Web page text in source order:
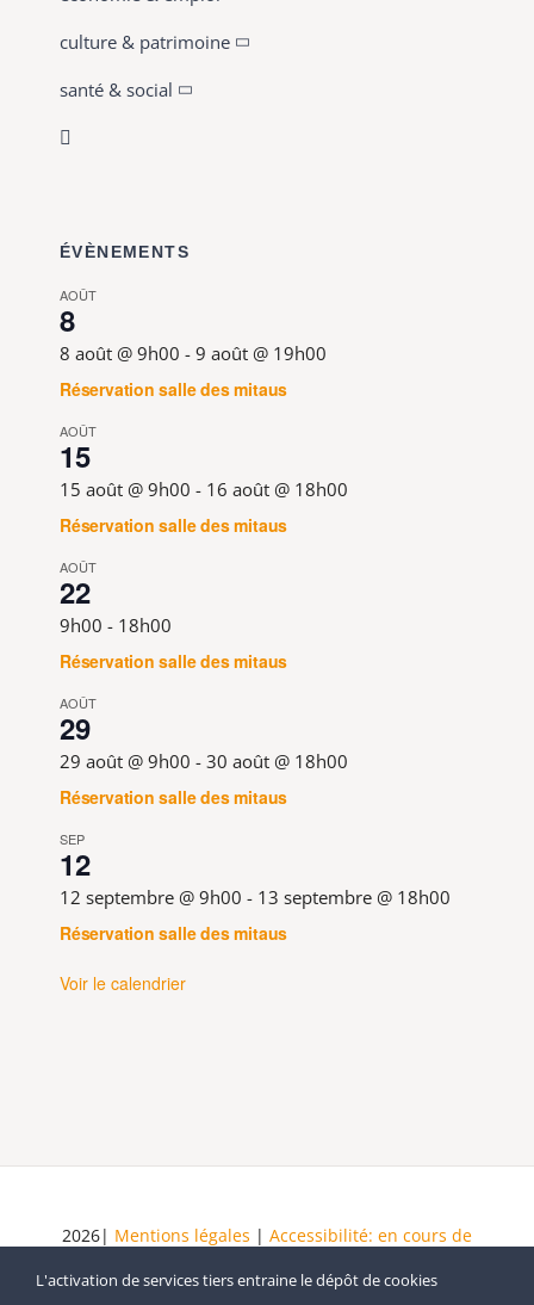
culture & patrimoine
santé & social
ÉVÈNEMENTS
AOÛT
8
8 août @ 9h00 - 9 août @ 19h00
Réservation salle des mitaus
AOÛT
15
15 août @ 9h00 - 16 août @ 18h00
Réservation salle des mitaus
AOÛT
22
9h00 - 18h00
Réservation salle des mitaus
AOÛT
29
29 août @ 9h00 - 30 août @ 18h00
Réservation salle des mitaus
SEP
12
12 septembre @ 9h00 - 13 septembre @ 18h00
Réservation salle des mitaus
Voir le calendrier
2026| Mentions légales | Accessibilité: en cours de
mise en conformité
Schéma pluriannuel de mise
L'activation de services tiers entraine le dépôt de cookies